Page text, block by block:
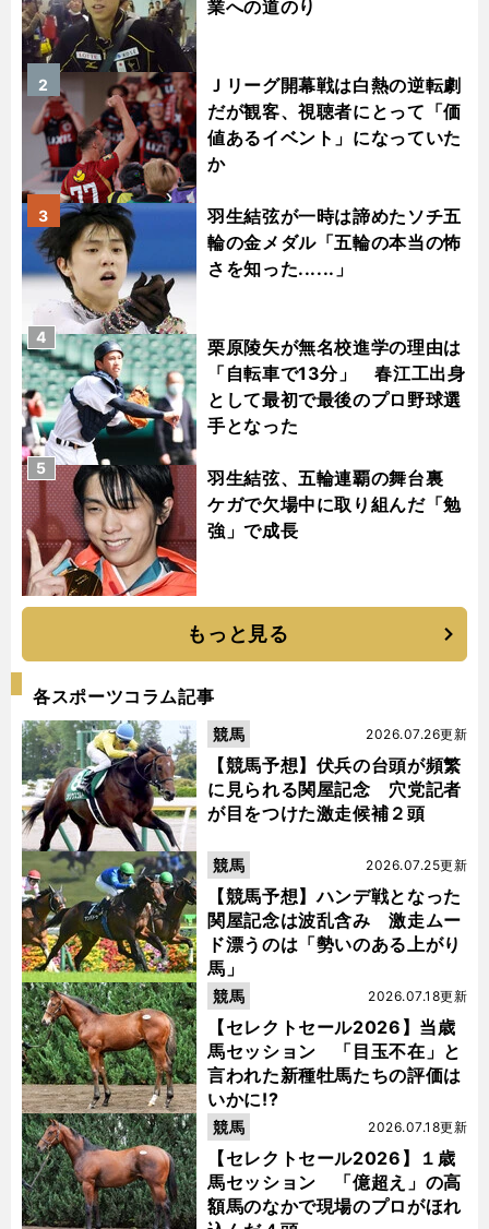
業への道のり
Ｊリーグ開幕戦は白熱の逆転劇
だが観客、視聴者にとって「価
値あるイベント」になっていた
か
2
羽生結弦が一時は諦めたソチ五
輪の金メダル「五輪の本当の怖
さを知った......」
3
栗原陵矢が無名校進学の理由は
「自転車で13分」 春江工出身
として最初で最後のプロ野球選
手となった
4
羽生結弦、五輪連覇の舞台裏
ケガで欠場中に取り組んだ「勉
強」で成長
5
もっと見る
各スポーツコラム記事
【競馬予想】伏兵の台頭が頻繁
に見られる関屋記念 穴党記者
が目をつけた激走候補２頭
2026.07.26更新
競馬
【競馬予想】ハンデ戦となった
関屋記念は波乱含み 激走ムー
ド漂うのは「勢いのある上がり
馬」
2026.07.25更新
競馬
【セレクトセール2026】当歳
馬セッション 「目玉不在」と
言われた新種牡馬たちの評価は
いかに!?
2026.07.18更新
競馬
【セレクトセール2026】１歳
馬セッション 「億超え」の高
額馬のなかで現場のプロがほれ
2026.07.18更新
競馬